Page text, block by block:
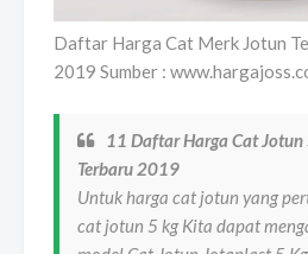
Daftar Harga Cat Merk Jotun
2019 Sumber :
11 Daftar Harga Cat
Terbaru 2019
Untuk harga cat jotun yang
cat jotun 5 kg Kita dapat